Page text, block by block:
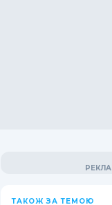
ТАКОЖ ЗА ТЕМОЮ